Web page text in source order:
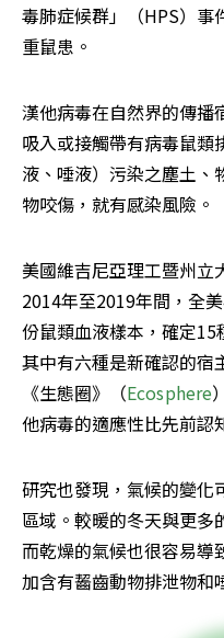
毒肺症候群」（HPS）事
重鼠患。
漢他病毒在自然界的傳播
吸入或接觸帶有病毒鼠類
液、唾液）污染之塵土、
物咬傷，就有感染風險。
美國維吉尼亞理工暨州
2014年至2019年間，全
份鼠類血液樣本，確定15
其中有六種是新確認的宿
《生態圈》（Ecosphere
他病毒的適應性比先前認
研究也發現，氣候的變化
區域。較暖的冬天與更多
而乾燥的氣候也很容易導
加含有齧齒動物排泄物和